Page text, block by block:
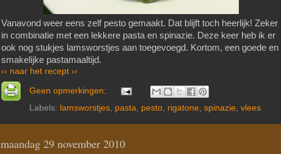
Vanavond weer eens zelf pesto gemaakt. Dat blijft toch heerlijk! Zeker
in combinatie met een lekkere pasta en spinazie. Deze keer heb ik er
ook nog stukjes lamsworstjes aan toegevoegd. Kortom, een goede en
smakelijke pastamaaltijd.
›› naar het recept ››
Geen opmerkingen:
Labels: lamsworstjes, pasta pesto, rigatone, spinazie, vlees
maandag 29 november 2010